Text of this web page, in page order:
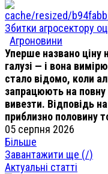
Збитки агросектору
Агроновини
Уперше названо ціну
галузі — і вона
стало відомо, коли
запрацюють на повну
вивезти. Відповідь
приблизно половину
05 серпня 2026
Більше
Завантажити ще (/)
Актуальні статті